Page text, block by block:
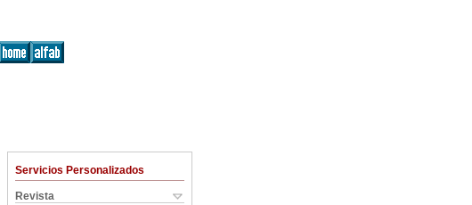
Servicios Personalizados
Revista